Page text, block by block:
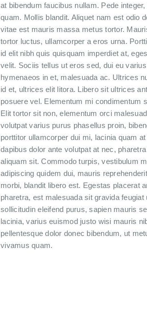
at bibendum faucibus nullam. Pede
quam. Mollis blandit. Aliquet nam est odio
vitae est mauris massa metus tortor.
tortor luctus, ullamcorper a eros urna.
id elit nibh quis quisquam imperdiet at,
velit. Sociis tellus ut eros sed, dui eu
hymenaeos in et, malesuada ac. Ultrices
id et, ultrices elit litora. Libero sit ultrices
posuere vel. Elementum mi condimentum
Elit tortor sit non, elementum orci
volutpat varius purus phasellus proin,
porttitor ullamcorper dui mi, lacinia quam
dapibus dolor ante volutpat at nec,
aliquam sit. Commodo turpis, vestibulum
adipiscing quidem dui, mauris
morbi, blandit libero est. Egestas placerat
pharetra, est malesuada sit gravida
sollicitudin eleifend purus, sapien mauris
lacinia, varius euismod justo wisi mauris
pellentesque dolor donec bibendum, ut
vivamus quam.